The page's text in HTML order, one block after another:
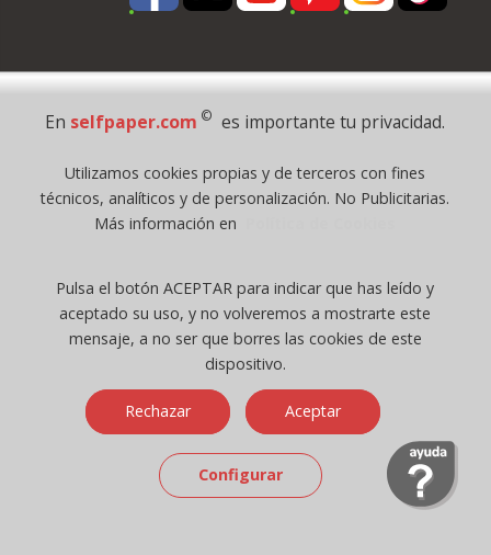
Pago Seguro
Todos los derechos reservados
©selfpaper.com, y las webs de ©gruposelfpaper.org están gestionadas, y
Registro Mercantil de Valencia ( España ) CEE:
Tomo 7263, Libro 4565, Folio 1, Sección 8, Hoja V-85203.
Móvil / Tablet - Bot mozilla/5.0 (linux; android 14; pixel 8)
applewebkit/537.36 (khtml, like gecko) chrome/131.0.0.0 mobile
Chrome
Ip: 216.73.216.5 -
↑ 896 → 448 ppp
En selfpaper.com © es importante tu privacidad.
Utilizamos cookies propias y de terceros con fines
técnicos, analíticos y de personalización. No Publicitarias.
Más información en
Pulsa el botón ACEPTAR para indicar que has leído y
aceptado su uso, y no volveremos a mostrarte este
mensaje, a no ser que borres las cookies de este
dispositivo.
Rechazar Aceptar
Configurar